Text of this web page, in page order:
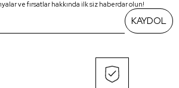
ve fırsatlar hakkında ilk siz haberdar olun!
KAYDOL